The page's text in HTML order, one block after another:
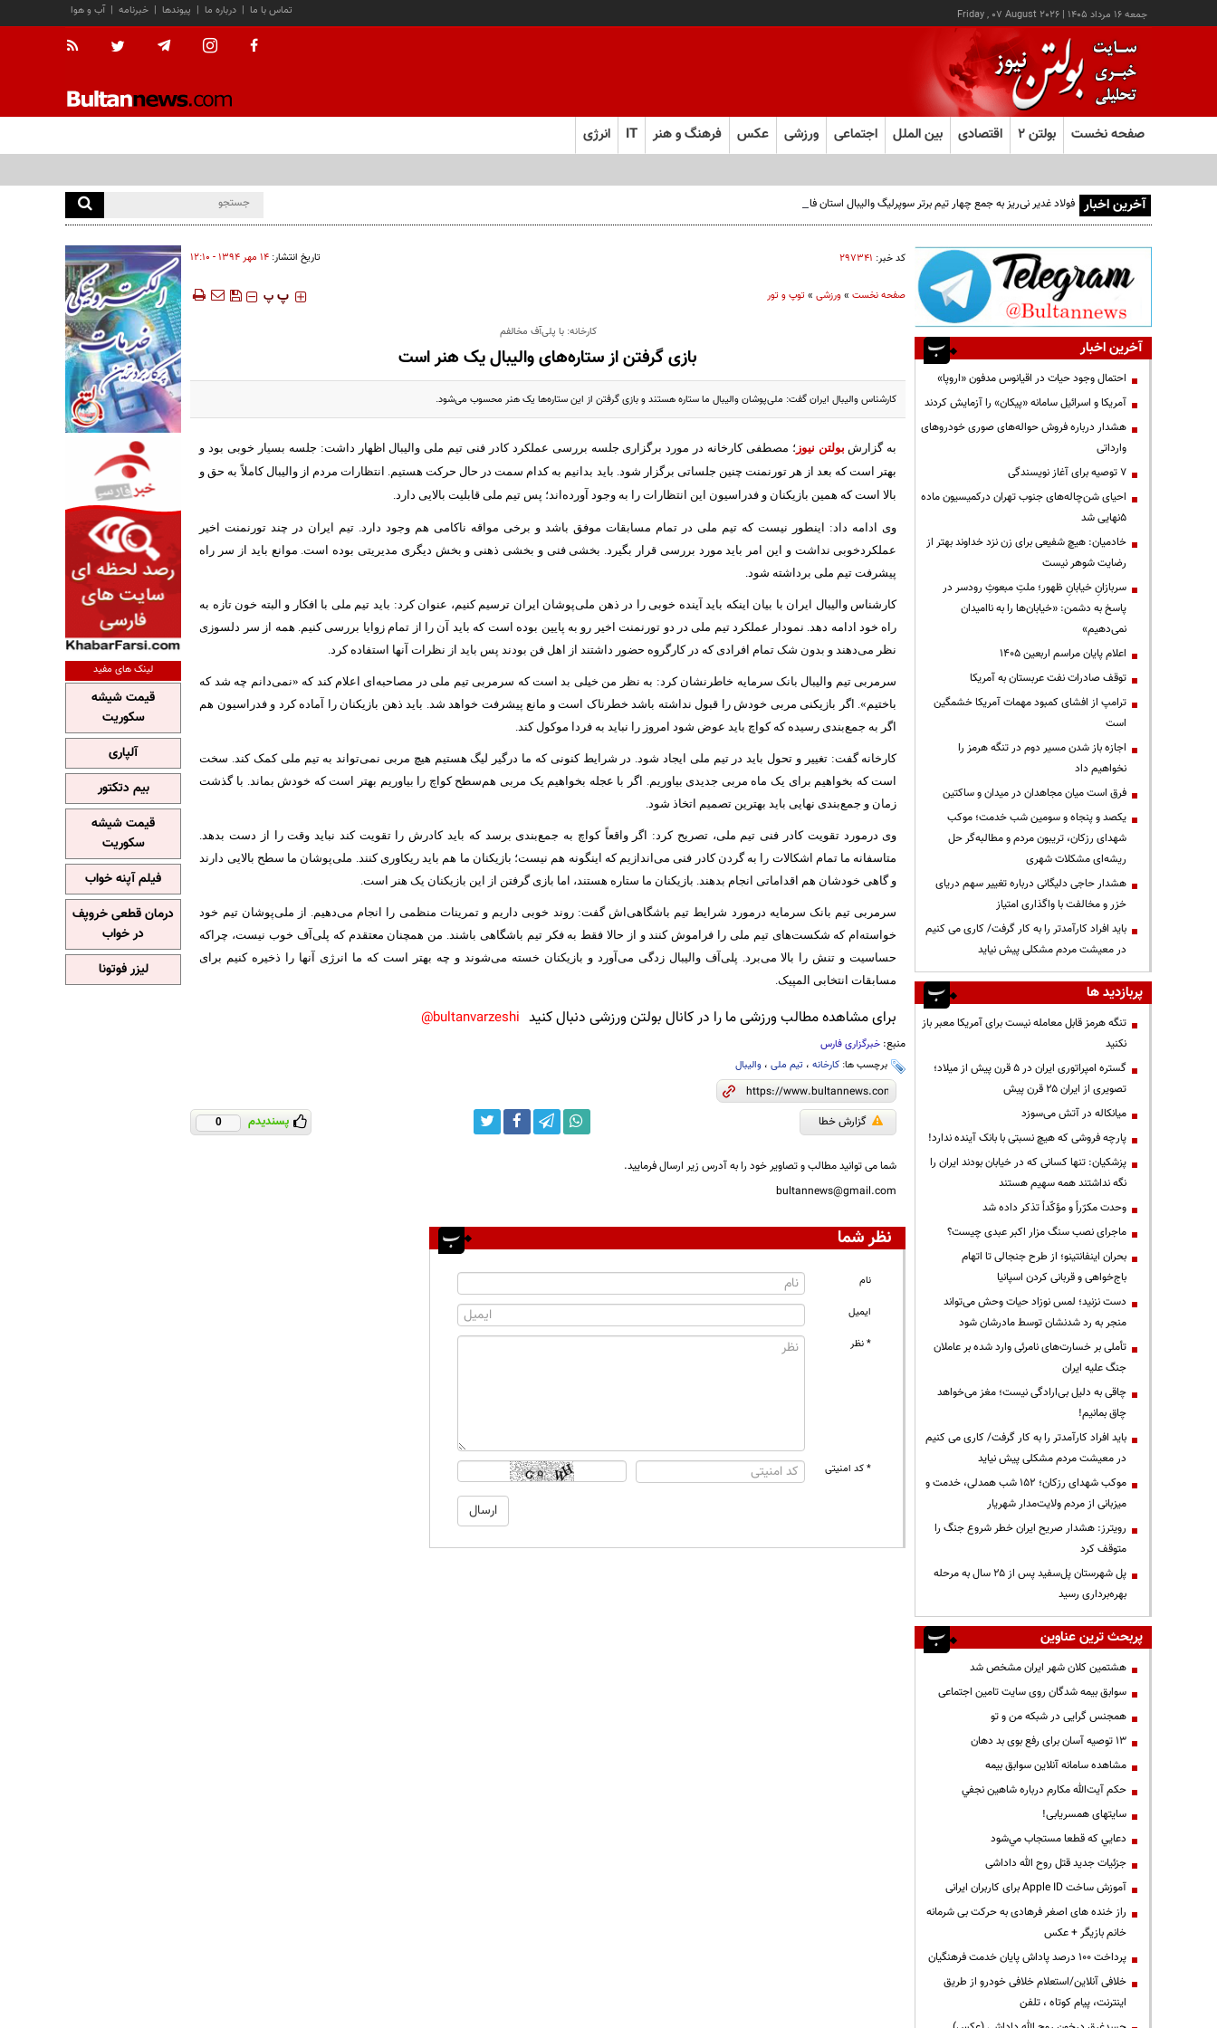
جمعه ۱۶ مرداد ۱۴۰۵ |
Friday , 07 August 2026 آب و هوا | خبرنامه | پیوندها | درباره ما | تماس با ما
صفحه نخست بولتن ۲ اقتصادی بین الملل اجتماعی ورزشی عکس فرهنگ و هنر IT انرژی
آخرین اخبار فولاد غدیر نی‌ریز به جمع چهار تیم برتر سوپرلیگ والیبال استان فارس صعود کرد
کد خبر: ۲۹۷۳۴۱ تاریخ انتشار: ۱۴ مهر ۱۳۹۴ - ۱۲:۱۰
صفحه نخست»ورزشی»توپ و تور ‍‍‍ پ پ
کارخانه: با پلی‌آف مخالفم
بازی گرفتن از ستاره‌های والیبال یک هنر است
کارشناس والیبال ایران گفت: ملی‌پوشان والیبال ما ستاره هستند و بازی گرفتن از این ستاره‌ها یک هنر محسوب می‌شود.
به گزارش بولتن نیوز ؛ مصطفی کارخانه در مورد برگزاری جلسه بررسی عملکرد کادر فنی تیم ملی والیبال اظهار داشت: جلسه بسیار خوبی بود و
بهتر است که بعد از هر تورنمنت چنین جلساتی برگزار شود. باید بدانیم به کدام سمت در حال حرکت هستیم. انتظارات مردم از والیبال کاملاً به حق و
بالا است که همین بازیکنان و فدراسیون این انتظارات را به وجود آورده‌اند؛ پس تیم ملی قابلیت بالایی دارد.
وی ادامه داد: اینطور نیست که تیم ملی در تمام مسابقات موفق باشد و برخی مواقه ناکامی هم وجود دارد. تیم ایران در چند تورنمنت اخیر
عملکردخوبی نداشت و این امر باید مورد بررسی قرار بگیرد. بخشی فنی و بخشی ذهنی و بخش دیگری مدیریتی بوده است. موانع باید از سر راه
پیشرفت تیم ملی برداشته شود.
کارشناس والیبال ایران با بیان اینکه باید آینده خوبی را در ذهن ملی‌پوشان ایران ترسیم کنیم، عنوان کرد: باید تیم ملی با افکار و البته خون تازه به
راه خود ادامه دهد. نمودار عملکرد تیم ملی در دو تورنمنت اخیر رو به پایین بوده است که باید آن را از تمام زوایا بررسی کنیم. همه از سر دلسوزی
نظر می‌دهند و بدون شک تمام افرادی که در کارگروه حضور داشتند از اهل فن بودند پس باید از نظرات آنها استفاده کرد.
سرمربی تیم والیبال بانک سرمایه خاطرنشان کرد: به نظر من خیلی بد است که سرمربی تیم ملی در مصاحبه‌ای اعلام کند که «نمی‌دانم چه شد که
باختیم». اگر بازیکنی مربی خودش را قبول نداشته باشد خطرناک است و مانع پیشرفت خواهد شد. باید ذهن بازیکنان را آماده کرد و فدراسیون هم
اگر به جمع‌بندی رسیده که کواچ باید عوض شود امروز را نباید به فردا موکول کند.
کارخانه گفت: تغییر و تحول باید در تیم ملی ایجاد شود. در شرایط کنونی که ما درگیر لیگ هستیم هیچ مربی نمی‌تواند به تیم ملی کمک کند. سخت
است که بخواهیم برای یک ماه مربی جدیدی بیاوریم. اگر با عجله بخواهیم یک مربی هم‌سطح کواچ را بیاوریم بهتر است که خودش بماند. با گذشت
زمان و جمع‌بندی نهایی باید بهترین تصمیم اتخاذ شود.
وی درمورد تقویت کادر فنی تیم ملی، تصریح کرد: اگر واقعاً کواچ به جمع‌بندی برسد که باید کادرش را تقویت کند نباید وقت را از دست بدهد.
متاسفانه ما تمام اشکالات را به گردن کادر فنی می‌اندازیم که اینگونه هم نیست؛ بازیکنان ما هم باید ریکاوری کنند. ملی‌پوشان ما سطح بالایی دارند
و گاهی خودشان هم اقداماتی انجام بدهند. بازیکنان ما ستاره هستند، اما بازی گرفتن از این بازیکنان یک هنر است.
سرمربی تیم بانک سرمایه درمورد شرایط تیم باشگاهی‌اش گفت: روند خوبی داریم و تمرینات منظمی را انجام می‌دهیم. از ملی‌پوشان تیم خود
خواسته‌ام که شکست‌های تیم ملی را فراموش کنند و از حالا فقط به فکر تیم باشگاهی باشند. من همچنان معتقدم که پلی‌آف خوب نیست، چراکه
حساسیت و تنش را بالا می‌برد. پلی‌آف والیبال زدگی می‌آورد و بازیکنان خسته می‌شوند و چه بهتر است که ما انرژی آنها را ذخیره کنیم برای
مسابقات انتخابی المپیک.
برای مشاهده مطالب ورزشی ما را در کانال بولتن ورزشی دنبال کنید bultanvarzeshi@
منبع: خبرگزاری فارس
برچسب ها: کارخانه، تیم ملی، والیبال
گزارش خطا پسندیدم 0
شما می توانید مطالب و تصاویر خود را به آدرس زیر ارسال فرمایید.
bultannews@gmail.com
نظر شما
نام
ایمیل
* نظر
* کد امنیتی
آخرین اخبار
احتمال وجود حیات در اقیانوس مدفون «اروپا»
آمریکا و اسرائیل سامانه «پیکان» را آزمایش کردند
هشدار درباره فروش حواله‌های صوری خودروهای
وارداتی
۷ توصیه برای آغاز نویسندگی
احیای شن‌چاله‌های جنوب تهران درکمیسیون ماده
۵نهایی شد
خادمیان: هیچ شفیعی برای زن نزد خداوند بهتر از
رضایت شوهر نیست
سربازانِ خیابانِ ظهور؛ ملتِ مبعوثِ رودسر در
پاسخ به دشمن: «خیابان‌ها را به ناامیدان
نمی‌دهیم»
اعلام پایان مراسم اربعین ۱۴۰۵
توقف صادرات نفت عربستان به آمریکا
ترامپ از افشای کمبود مهمات آمریکا خشمگین
است
اجازه باز شدن مسیر دوم در تنگه هرمز را
نخواهیم داد
فرق است میان مجاهدان در میدان و ساکتین
یکصد و پنجاه و سومین شب خدمت؛ موکب
شهدای رزکان، تریبون مردم و مطالبه‌گر حل
ریشه‌ای مشکلات شهری
هشدار حاجی دلیگانی درباره تغییر سهم دریای
خزر و مخالفت با واگذاری امتیاز
باید افراد کارآمدتر را به کار گرفت/ کاری می کنیم
در معیشت مردم مشکلی پیش نیاید
پربازدید ها
تنگه هرمز قابل معامله نیست برای آمریکا معبر باز
نکنید
گستره امپراتوری ایران در ۵ قرن پیش از میلاد؛
تصویری از ایران ۲۵ قرن پیش
میانکاله در آتش می‌سوزد
پارچه فروشی که هیچ نسبتی با بانک آینده ندارد!
پزشکیان: تنها کسانی که در خیابان بودند ایران را
نگه نداشتند همه سهیم هستند
وحدت مکرّراً و مؤکّداً تذکر داده شد
ماجرای نصب سنگ مزار اکبر عبدی چیست؟
بحران اینفانتینو؛ از طرح جنجالی تا اتهام
باج‌خواهی و قربانی کردن اسپانیا
دست نزنید؛ لمس نوزاد حیات وحش می‌تواند
منجر به رد شدنشان توسط مادرشان شود
تأملی بر خسارت‌های نامرئی وارد شده بر عاملان
جنگ علیه ایران
چاقی به دلیل بی‌ارادگی نیست؛ مغز می‌خواهد
چاق بمانیم!
باید افراد کارآمدتر را به کار گرفت/ کاری می کنیم
در معیشت مردم مشکلی پیش نیاید
موکب شهدای رزکان؛ ۱۵۲ شب همدلی، خدمت و
میزبانی از مردم ولایت‌مدار شهریار
رویترز: هشدار صریح ایران خطر شروع جنگ را
متوقف کرد
پل شهرستان پل‌سفید پس از ۲۵ سال به مرحله
بهره‌برداری رسید
پربحث ترین عناوین
هشتمین کلان شهر ایران مشخص شد
سوابق بیمه شدگان روی سایت تامین اجتماعی
همجنس گرایی در شبکه من و تو
13 توصیه آسان برای رفع بوی بد دهان
مشاهده سامانه آنلاين سوابق بیمه
حكم آيت‌الله مكارم درباره شاهين نجفي
سایتهای همسریابی!
دعايي كه قطعا مستجاب مي‌شود
جزئیات جدید قتل روح الله داداشی
آموزش ساخت Apple ID برای کاربران ایرانی
راز خنده های اصغر فرهادی به حرکت بی شرمانه
خانم بازیگر + عکس
پرداخت ۱۰۰ درصد پاداش پایان خدمت فرهنگیان
خلافی آنلاین/استعلام خلافی خودرو از طریق
اینترنت، پیام کوتاه ، تلفن
لینک های مفید
قیمت شیشه
سکوریت
آلپاری
بیم دتکتور
قیمت شیشه
سکوریت
فیلم آپنه خواب
درمان قطعی خروپف
در خواب
لیزر فوتونا